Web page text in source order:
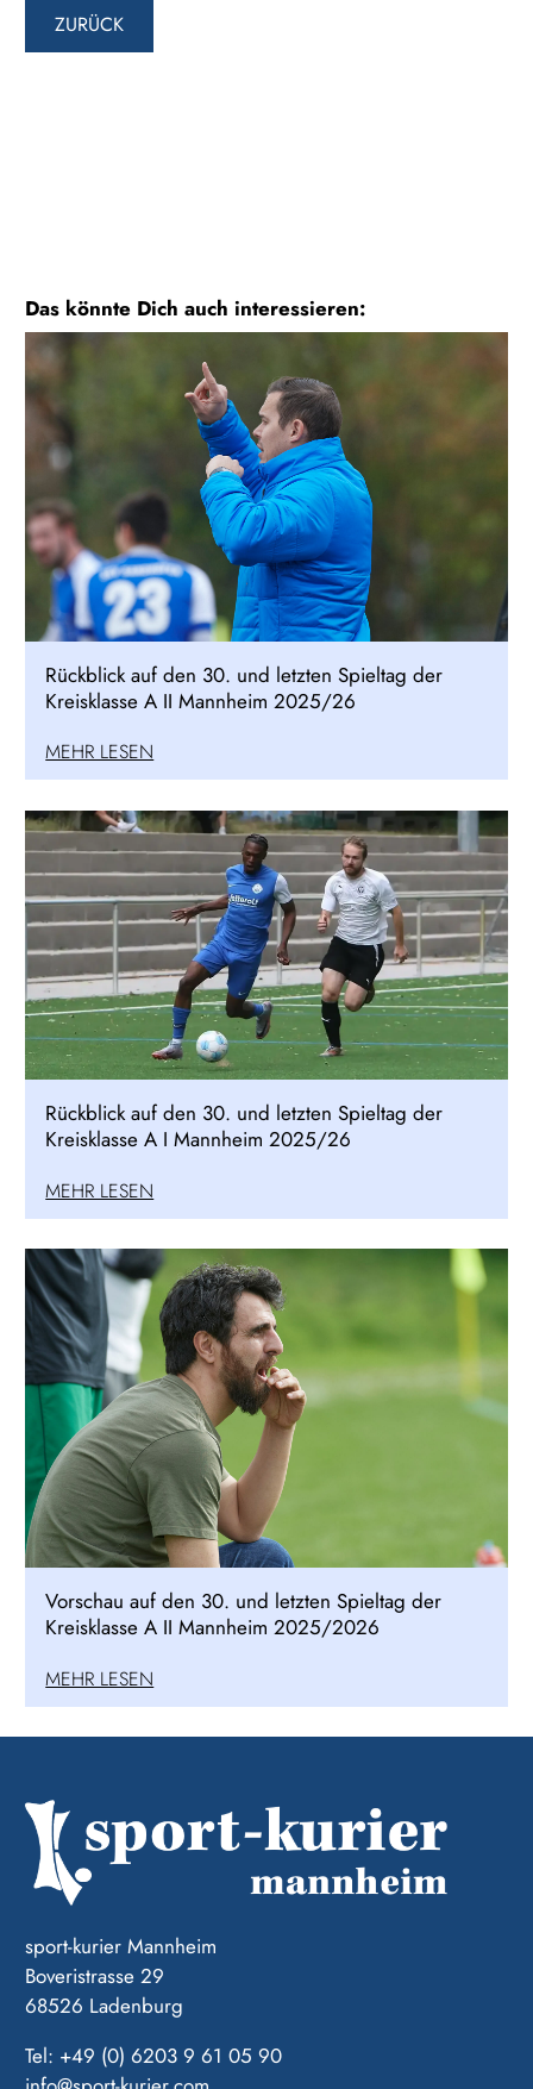
ZURÜCK
Das könnte Dich auch interessieren:
Rückblick auf den 30. und letzten Spieltag der
Kreisklasse A II Mannheim 2025/26
MEHR LESEN
Rückblick auf den 30. und letzten Spieltag der
Kreisklasse A I Mannheim 2025/26
MEHR LESEN
Vorschau auf den 30. und letzten Spieltag der
Kreisklasse A II Mannheim 2025/2026
MEHR LESEN
sport-kurier Mannheim
Boveristrasse 29
68526 Ladenburg
Tel: +49 (0) 6203 9 61 05 90